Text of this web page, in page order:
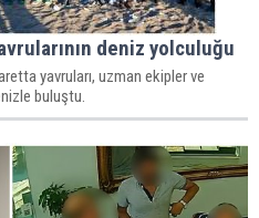
deniz yolculuğu
yavruları, uzman ekipler ve
buluştu.